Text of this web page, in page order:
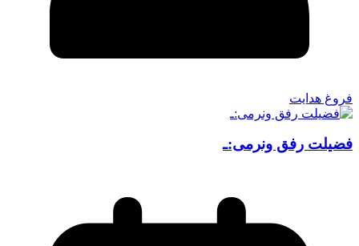
فروغ هدایت
فضیلت رفق ونرمی:ـ